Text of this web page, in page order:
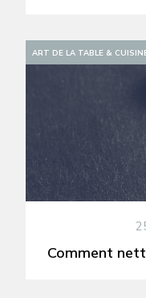
ART DE LA TABLE &
Comment